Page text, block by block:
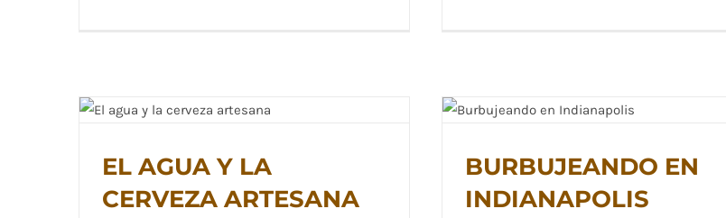
EL AGUA Y LA CERVEZA ARTESANA
EL AGUA Y LA
CERVEZA ARTESANA
BURBUJEANDO EN INDIANAPOLIS
BURBUJEANDO EN
INDIANAPOLIS